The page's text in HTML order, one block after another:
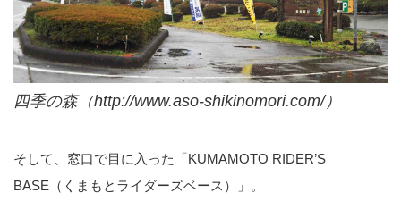
四季の森（http://www.aso-shikinomori.com/）
そして、窓口で目に入った「KUMAMOTO RIDER’S
BASE（くまもとライダーズベース）」。